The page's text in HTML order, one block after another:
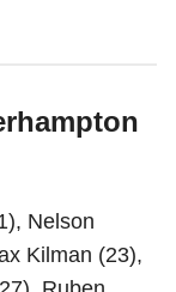
Nelson
Kilman (23),